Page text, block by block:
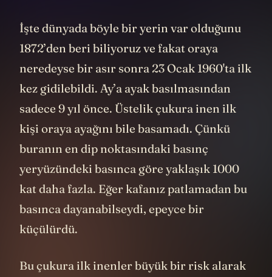
İşte dünyada böyle bir yerin var olduğunu
1872’den beri biliyoruz ve fakat oraya
neredeyse bir asır sonra 23 Ocak 1960'ta ilk
kez gidilebildi. Ay’a ayak basılmasından
sadece 9 yıl önce. Üstelik çukura inen ilk
kişi oraya ayağını bile basamadı. Çünkü
buranın en dip noktasındaki basınç
yeryüzündeki basınca göre yaklaşık 1000
kat daha fazla. Eğer kafanız patlamadan bu
basınca dayanabilseydi, epeyce bir
küçülürdü.
Bu çukura ilk inenler büyük bir risk alarak